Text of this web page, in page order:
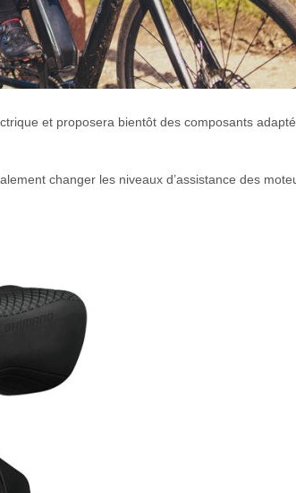
et proposera bientôt des composants
changer les niveaux d’assistance des